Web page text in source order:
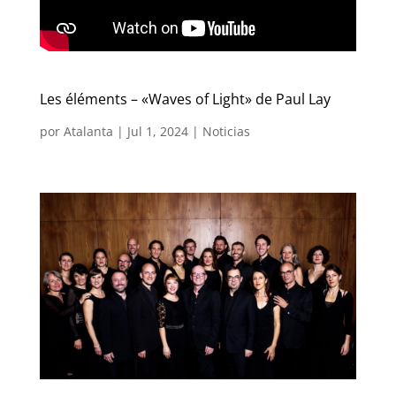
Les éléments – «Waves of Light» de Paul Lay
por Atalanta | Jul 1, 2024| Noticias